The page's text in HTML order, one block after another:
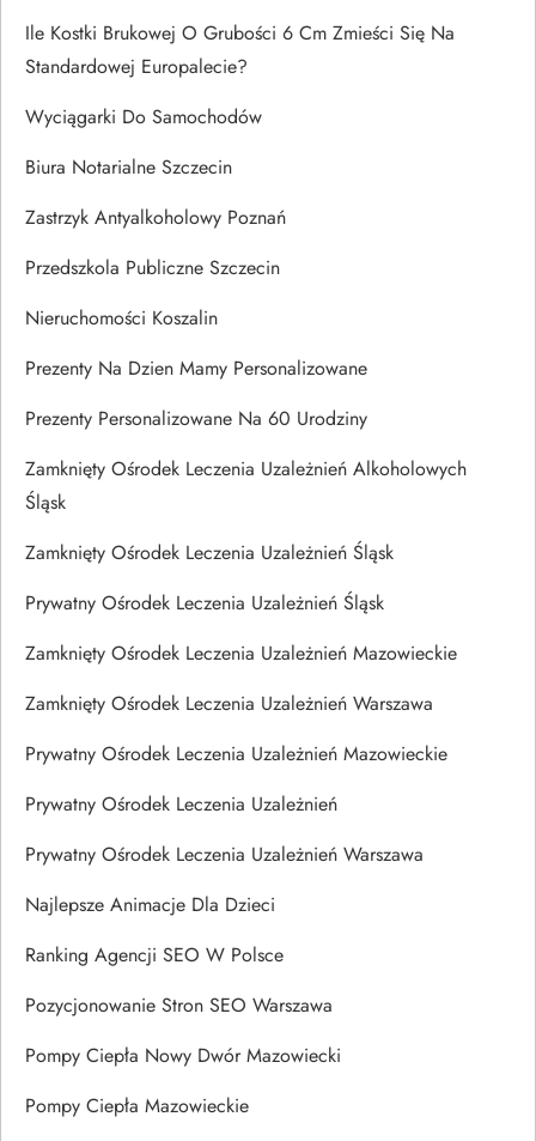
Ile Kostki Brukowej O Grubości 6 Cm Zmieści Się Na
Standardowej Europalecie?
Wyciągarki Do Samochodów
Biura Notarialne Szczecin
Zastrzyk Antyalkoholowy Poznań
Przedszkola Publiczne Szczecin
Nieruchomości Koszalin
Prezenty Na Dzien Mamy Personalizowane
Prezenty Personalizowane Na 60 Urodziny
Zamknięty Ośrodek Leczenia Uzależnień Alkoholowych
Śląsk
Zamknięty Ośrodek Leczenia Uzależnień Śląsk
Prywatny Ośrodek Leczenia Uzależnień Śląsk
Zamknięty Ośrodek Leczenia Uzależnień Mazowieckie
Zamknięty Ośrodek Leczenia Uzależnień Warszawa
Prywatny Ośrodek Leczenia Uzależnień Mazowieckie
Prywatny Ośrodek Leczenia Uzależnień
Prywatny Ośrodek Leczenia Uzależnień Warszawa
Najlepsze Animacje Dla Dzieci
Ranking Agencji SEO W Polsce
Pozycjonowanie Stron SEO Warszawa
Pompy Ciepła Nowy Dwór Mazowiecki
Pompy Ciepła Mazowieckie